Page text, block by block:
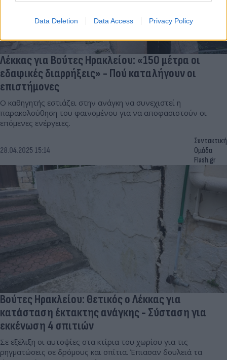
Data Deletion Data Access Privacy Policy
Λέκκας για Βούτες Ηρακλείου: «150 μέτρα οι
εδαφικές διαρρήξεις» - Πού καταλήγουν οι
επιστήμονες
Ο καθηγητής εστιάζει στην ανάγκη να συνεχιστεί η
παρακολούθηση του φαινομένου για να αποφασιστούν οι
επόμενες ενέργειες.
28.04.2025 15:14
Συντακτική
Ομάδα
Flash.gr
Βούτες Ηρακλείου: Θετικός ο Λέκκας για
κατάσταση έκτακτης ανάγκης - Σύσταση για
εκκένωση 4 σπιτιών
Σε εξέλιξη οι αυτοψίες στα κτίρια του χωρίου για τις
ρηγματώσεις σε δρόμους και σπίτια. Έπιασαν δουλειά τα